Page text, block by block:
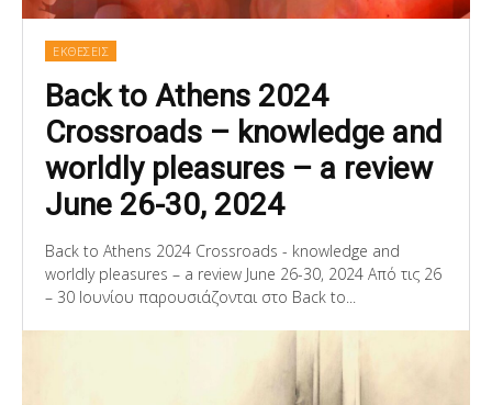
ΕΚΘΕΣΕΙΣ
Back to Athens 2024
Crossroads – knowledge and
worldly pleasures – a review
June 26-30, 2024
Back to Athens 2024 Crossroads - knowledge and
worldly pleasures – a review June 26-30, 2024 Από τις 26
– 30 Ιουνίου παρουσιάζονται στο Back to...